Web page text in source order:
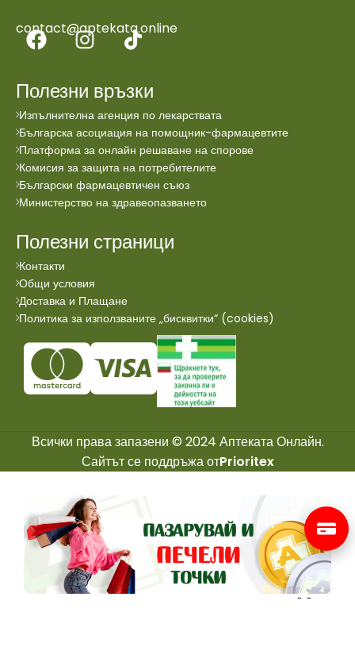
contact@aptekata.online
Полезни връзки
Изпълнителна агенция по лекарствата
Българска асоциация на помощник-фармацевтите
Платформа за онлайн решаване на спорове
Комисия за защита на потребителите
Български фармацевтичен съюз
Министерство на здравеопазването
Полезни страници
Контакти
Общи условия
Доставка и Плащане
Политика за използваните „бисквитки“ (cookies)
Всички права запазени © 2024 Аптеката Онлайн.
Сайтът се поддръжа отPrioritex
Вземи 250 Точки Бонус 🎁